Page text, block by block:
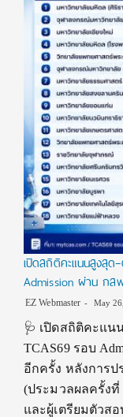
เปิดสถิติคะแนนสูงสุ
Admission ผ่าน กส
EZ Webmaster May
🩺 เปิดสถิติคะแ
TCAS69 รอบ
อีกครั้ง หลังการป
(ประมวลผลครั้ง
และผู้เตรียมตัวส